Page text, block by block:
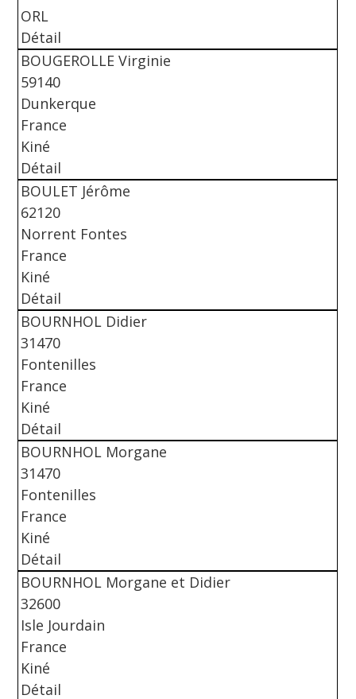
ORL
Détail
BOUGEROLLE Virginie
59140
Dunkerque
France
Kiné
Détail
BOULET Jérôme
62120
Norrent Fontes
France
Kiné
Détail
BOURNHOL Didier
31470
Fontenilles
France
Kiné
Détail
BOURNHOL Morgane
31470
Fontenilles
France
Kiné
Détail
BOURNHOL Morgane et Didier
32600
Isle Jourdain
France
Kiné
Détail